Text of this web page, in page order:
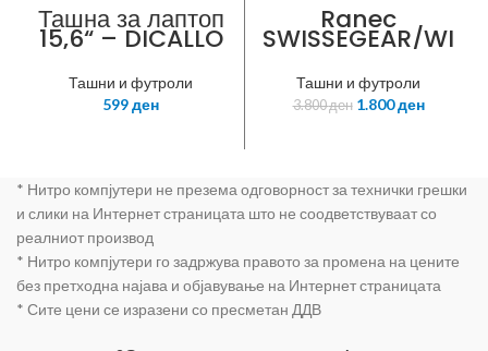
Ташна за лаптоп
15,6“ – DICALLO
Notebook Bag
Model No:
LLM7942 for
15.6“
Ташни и футроли
599ден
Ranec
SWISSEGEAR/WI
N SW9017 16“
black
Ташни и футроли
3.800ден 1.800ден
* Нитро компјутери не презема одговорност за технички грешки
и слики на Интернет страницата што не соодветствуваат со
реалниот производ
* Нитро компјутери го задржува правото за промена на цените
без претходна најава и објавување на Интернет страницата
* Сите цени се изразени со пресметан ДДВ